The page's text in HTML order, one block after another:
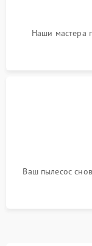
Наши мастера
Ваш пылесос